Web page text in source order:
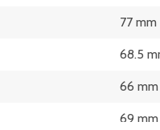
77 mm
68.5
66 mm
69 mm